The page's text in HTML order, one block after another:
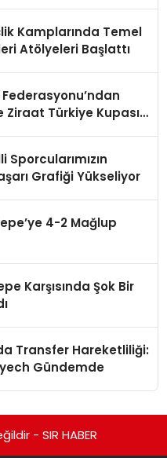
Kamplarında Temel
Atölyeleri Başlattı
Ziraat Türkiye Kupası
Sporcularımızın
Grafiği Yükseliyor
4-2 Mağlup
Karşısında Şok Bir
Transfer Hareketliliği:
Gündemde
- SIR HABER